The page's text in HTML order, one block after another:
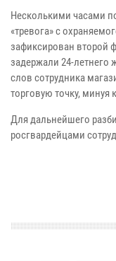
Несколькими часами
«тревога» с
зафиксирован второй
задержали 24-летнего
слов сотрудника
торговую точку, минуя
Для дальнейшего
росгвардейцами